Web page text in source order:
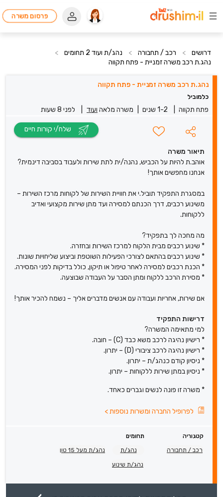
פרסום משרה
דרושים > רכב / תחבורה > נהג/ת ועוד 2 תחומים
>
נהג.ת רכב משרה זמניית - פתח תקווה
נהג.ת רכב משרה זמניית - פתח תקווה
כלמוביל
פתח תקווה 1-2 שנים משרה מלאה ועוד לפני 8 שעות
תיאור משרה
אוהב.ת להיות על הכביש, נהנה/ית לתת שירות ולעבוד בסביבה דינמית?
אנחנו מחפשים אותך!
במסגרת התפקיד תוביל.י את חוויית השירות של לקוחות מרכז השירות –
משינוע רכבים, דרך הכנתם למסירה ועד מתן שירות מקצועי ואדיב
ללקוחות.
מה מחכה לך בתפקיד?
* שינוע רכבים מבית הלקוח למרכז השירות ובחזרה.
* שינוע רכבים בהתאם לצורכי הפעילות השוטפת וביצוע שליחויות שונות.
* הכנת רכבים למסירה לאחר טיפול או תיקון, כולל בדיקות לפני המסירה.
* מסירת הרכב ללקוח ומתן הסבר על העבודה שבוצעה.
אם שירות, אחריות ועבודה עם אנשים מדברים אליך – נשמח להכיר אותך!
דרישות התפקיד
למי מתאימה המשרה?
* רישיון נהיגה לרכב משא כבד (C) – חובה.
* רישיון נהיגה לרכב ציבורי (D) – יתרון.
* ניסיון קודם כנהג/ת – יתרון.
* ניסיון במתן שירות ללקוחות – יתרון.
* משרה זו פונה לנשים וגברים כאחד.
לפרופיל החברה ומשרות נוספות>
קטגוריה
תחומים
רכב / תחבורה
נהג/ת נהג/ת מעל 15 טון
נהג/ת שינוע